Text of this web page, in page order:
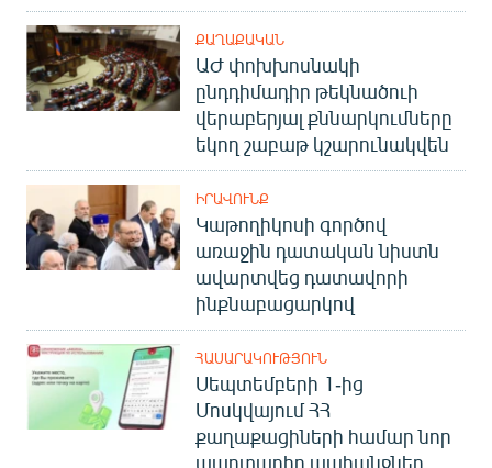
ՔԱՂԱՔԱԿԱՆ
ԱԺ փոխխոսնակի
ընդդիմադիր թեկնածուի
վերաբերյալ քննարկումները
եկող շաբաթ կշարունակվեն
ԻՐԱՎՈՒՆՔ
Կաթողիկոսի գործով
առաջին դատական նիստն
ավարտվեց դատավորի
ինքնաբացարկով
ՀԱՍԱՐԱԿՈՒԹՅՈՒՆ
Սեպտեմբերի 1-ից
Մոսկվայում ՀՀ
քաղաքացիների համար նոր
պարտադիր պահանջներ